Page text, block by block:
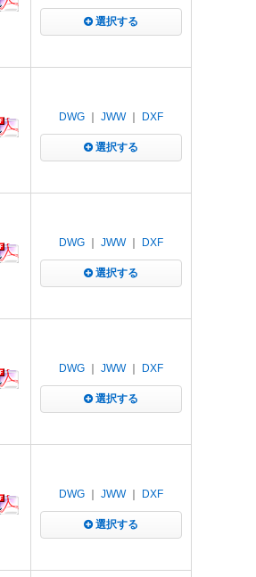
選択する
DWG JWW｜ DXF
選択する
DWG JWW｜ DXF
選択する
DWG JWW｜ DXF
選択する
DWG JWW｜ DXF
選択する